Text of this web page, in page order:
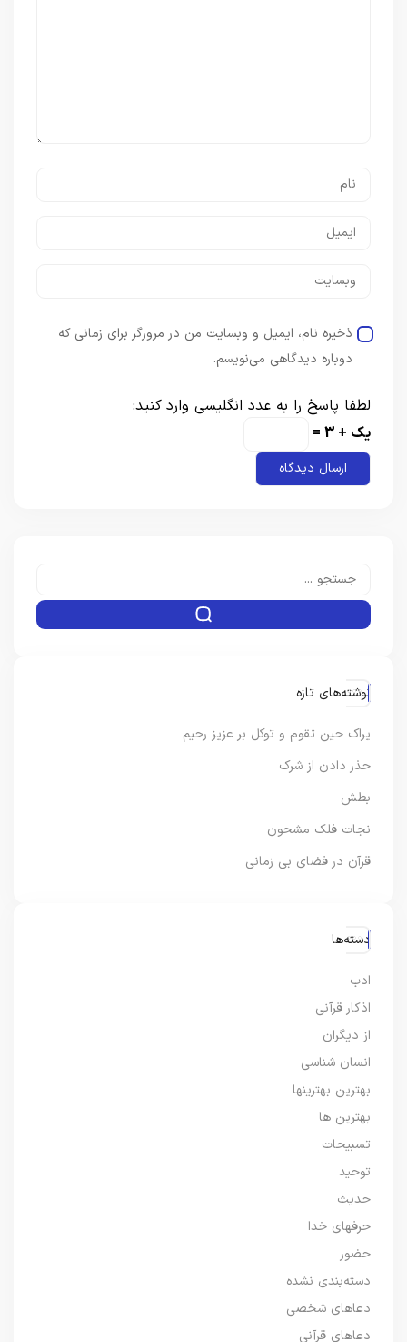
ذخیره نام، ایمیل و وبسایت من در مرورگر برای زمانی که
دوباره دیدگاهی می‌نویسم.
لطفا پاسخ را به عدد انگلیسی وارد کنید:
یک + 3 =
نوشته‌های تازه
یراک حین تقوم و توکل بر عزیز رحیم
حذر دادن از شرک
بطش
نجات فلک مشحون
قرآن در فضای بی زمانی
دسته‌ها
ادب
اذکار قرآنی
از دیگران
انسان شناسی
بهترین بهترینها
بهترین ها
تسبیحات
توحید
حدیث
حرفهای خدا
حضور
دسته‌بندی نشده
دعاهای شخصی
دعاهای قرآنی